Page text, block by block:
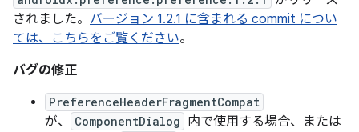
されました。 バージョン 1.2.1 に含まれる commit につい
ては、こちらをご覧ください。
バグの修正
PreferenceHeaderFragmentCompat
が、 ComponentDialog 内で使用する場合、または